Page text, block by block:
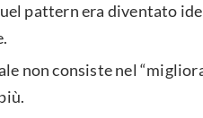
pattern era diventato
non consiste nel